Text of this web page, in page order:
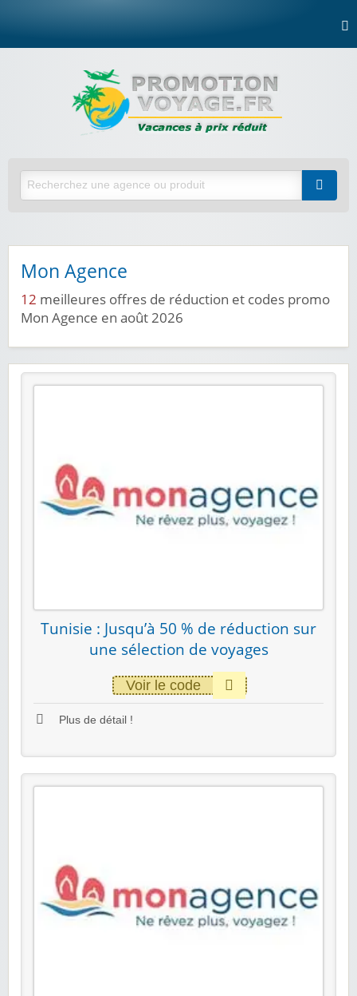
Mon Agence
12 meilleures offres de réduction et codes promo
Mon Agence en août 2026
Tunisie : Jusqu’à 50 % de réduction sur
une sélection de voyages
Voir le code
Plus de détail !